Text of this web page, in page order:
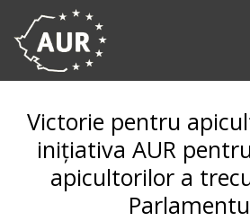
Victorie pentru
inițiativa AUR
apicultorilor a